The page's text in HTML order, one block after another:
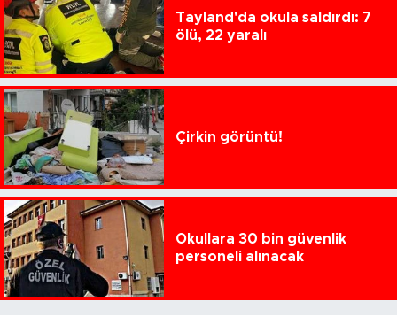
Tayland'da okula saldırdı: 7
ölü, 22 yaralı
Çirkin görüntü!
Okullara 30 bin güvenlik
personeli alınacak